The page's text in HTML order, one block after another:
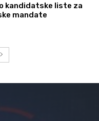
kandidatske liste za
mandate